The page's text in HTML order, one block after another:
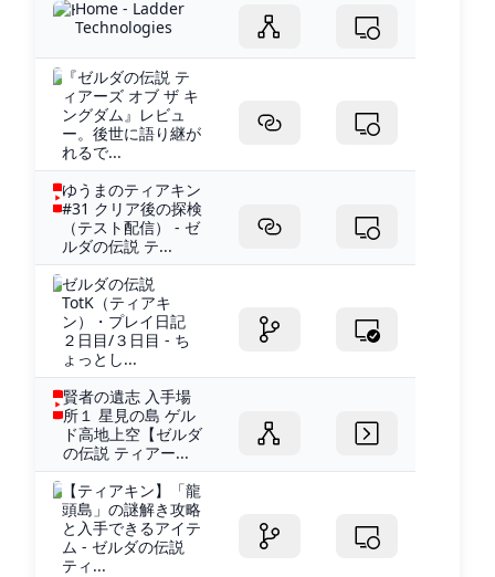
Home - Ladder
Technologies
『ゼルダの伝説 テ
ィアーズ オブ ザ キ
ングダム』レビュ
ー。後世に語り継が
れるで...
ゆうまのティアキン
#31 クリア後の探検
（テスト配信） - ゼ
ルダの伝説 テ...
ゼルダの伝説
TotK（ティアキ
ン）・プレイ日記
２日目/３日目 - ち
ょっとし...
賢者の遺志 入手場
所１ 星見の島 ゲル
ド高地上空【ゼルダ
の伝説 ティアー...
【ティアキン】「龍
頭島」の謎解き攻略
と入手できるアイテ
ム - ゼルダの伝説
ティ...